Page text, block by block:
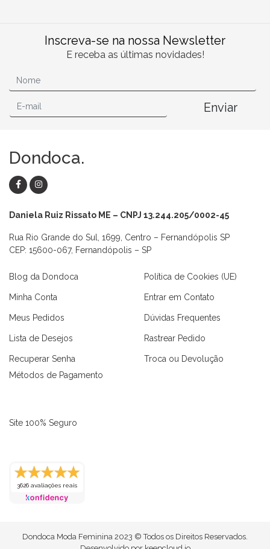
Macaquinhos
Inscreva-se na nossa Newsletter
E receba as últimas novidades!
Enviar
Dondoca.
Daniela Ruiz Rissato ME – CNPJ 13.244.205/0002-45
Rua Rio Grande do Sul, 1699, Centro – Fernandópolis SP
CEP: 15600-067, Fernandópolis – SP
Blog da Dondoca
Minha Conta
Meus Pedidos
Lista de Desejos
Recuperar Senha
Política de Cookies (UE)
Entrar em Contato
Dúvidas Frequentes
Rastrear Pedido
Troca ou Devolução
Métodos de Pagamento
Site 100% Seguro
3626 avaliações reais
Dondoca Moda Feminina 2023 © Todos os Direitos Reservados.